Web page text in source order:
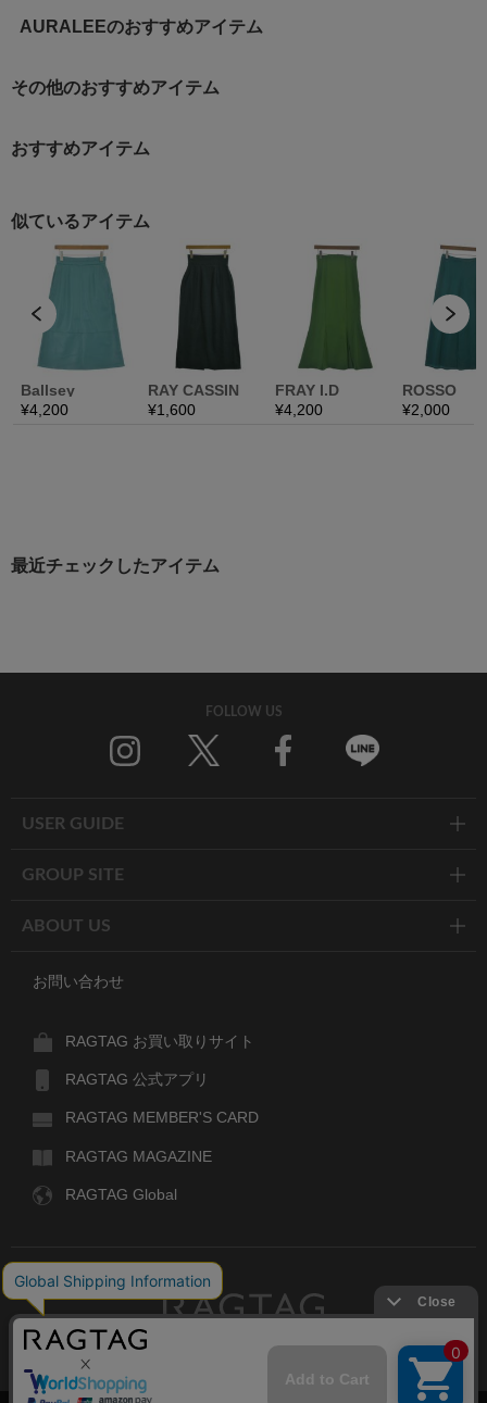
AURALEEのおすすめアイテム
その他のおすすめアイテム
おすすめアイテム
最近チェックしたアイテム
FOLLOW US
USER GUIDE
GROUP SITE
ABOUT US
お問い合わせ
RAGTAG お買い取りサイト
RAGTAG 公式アプリ
RAGTAG MEMBER'S CARD
RAGTAG MAGAZINE
RAGTAG Global
デザイナーズブランドのユーズド・セレクトショップ